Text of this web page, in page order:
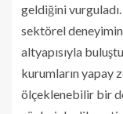
geldiğini
sektörel
altyapısıyla
kurumların yapay
ölçeklenebilir bir